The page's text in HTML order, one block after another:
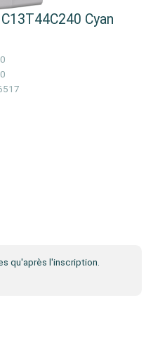
Cyan
qu'après l'inscription.